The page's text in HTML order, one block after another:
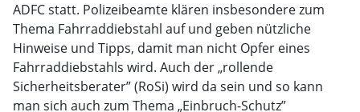
ADFC statt. Polizeibeamte klären insbesondere zum
Thema Fahrraddiebstahl auf und geben nützliche
Hinweise und Tipps, damit man nicht Opfer eines
Fahrraddiebstahls wird. Auch der „rollende
Sicherheitsberater” (RoSi) wird da sein und so kann
man sich auch zum Thema „Einbruch-Schutz”